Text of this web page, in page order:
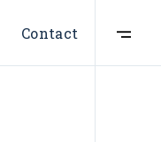
ContactNous contacter
Devenir